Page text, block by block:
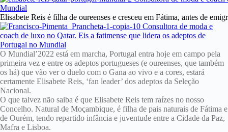
Elisabete Reis é filha de oureenses e cresceu em Fátima, antes de
O Mundial’2022 está em marcha, Portugal entra hoje em campo pela
primeira vez e entre os adeptos portugueses (e oureenses, que também
os há) que vão ver o duelo com o Gana ao vivo e a cores, estará
certamente Elisabete Reis, ‘fan leader’ dos adeptos da Seleção
Nacional.
O que talvez não saiba é que Elisabete Reis tem raízes no nosso
Concelho. Natural de Moçambique, é filha de pais naturais de Fátima e
de Ourém, tendo repartido infância e juventude entre a Cidade da Paz,
Mafra e Lisboa.